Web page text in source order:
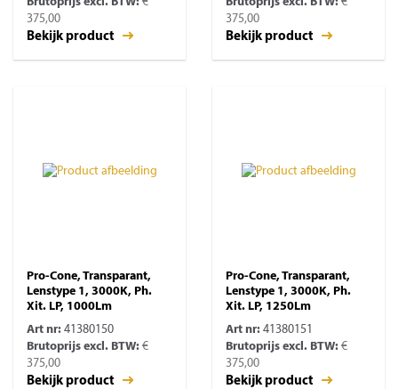
375,00
Bekijk product
375,00
Bekijk product
Pro-Cone, Transparant,
Lenstype 1, 3000K, Ph.
Xit. LP, 1000Lm
Art nr: 41380150
Brutoprijs excl. BTW: €
375,00
Bekijk product
Pro-Cone, Transparant,
Lenstype 1, 3000K, Ph.
Xit. LP, 1250Lm
Art nr: 41380151
Brutoprijs excl. BTW: €
375,00
Bekijk product